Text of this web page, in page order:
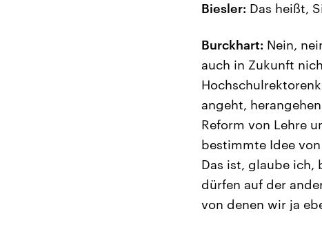
Biesler: Das heißt,
Burckhart: Nein,
auch in Zukunft
angeht,
Reform von Lehre
bestimmte Idee
Das ist, glaube ich,
dürfen auf der
von denen wir ja